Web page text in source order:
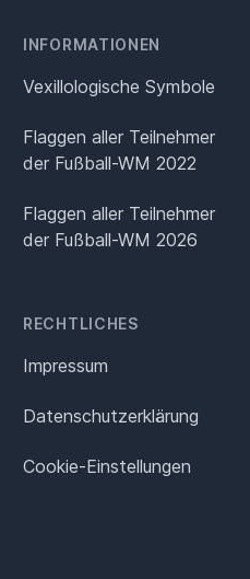
INFORMATIONEN
Vexillologische Symbole
Flaggen aller Teilnehmer
der Fußball-WM 2022
Flaggen aller Teilnehmer
der Fußball-WM 2026
RECHTLICHES
Impressum
Datenschutz­erklärung
Cookie-Einstellungen